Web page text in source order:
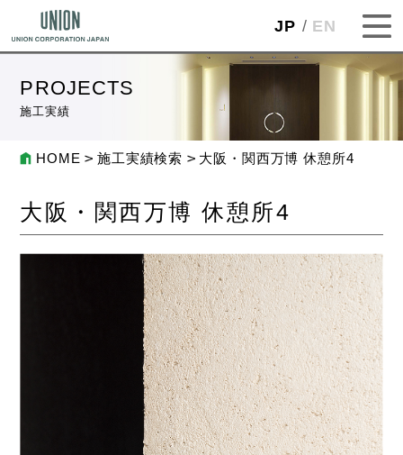
JP EN
PROJECTS
施工実績
HOME 施工実績検索 大阪・関西万博 休憩所4
大阪・関西万博 休憩所4